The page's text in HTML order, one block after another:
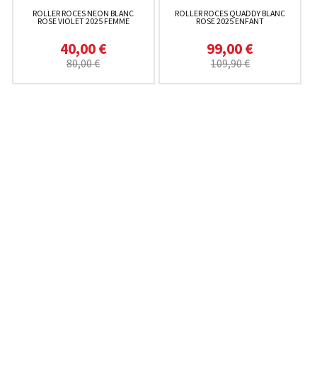
ROLLER ROCES NEON BLANC
ROSE VIOLET 2025 FEMME
40,00 €
80,00 €
ROLLER ROCES QUADDY BLANC
ROSE 2025 ENFANT
99,00 €
109,90 €